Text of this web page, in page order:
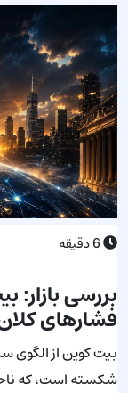
6دقیقه
بررسی
فشارهای
بیت کوین از الگوی